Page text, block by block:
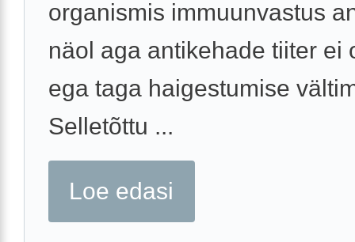
organismis immuunvastus
näol aga antikehade tiiter ei
ega taga haigestumise
Selletõttu ...
Loe edasi